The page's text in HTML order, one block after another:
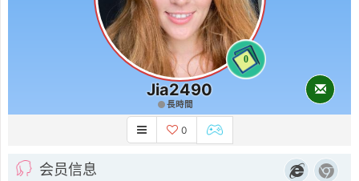
0
Jia2490
長時間
0
会员信息